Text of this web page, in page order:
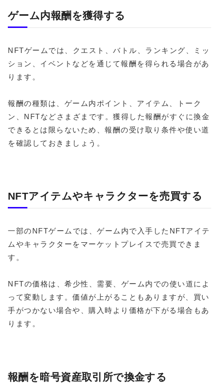
ゲーム内報酬を獲得する
NFTゲームでは、クエスト、バトル、ランキング、ミッ
ション、イベントなどを通じて報酬を得られる場合があ
ります。
報酬の種類は、ゲーム内ポイント、アイテム、トーク
ン、NFTなどさまざまです。獲得した報酬がすぐに換金
できるとは限らないため、報酬の受け取り条件や使い道
を確認しておきましょう。
NFTアイテムやキャラクターを売買する
一部のNFTゲームでは、ゲーム内で入手したNFTアイテ
ムやキャラクターをマーケットプレイスで売買できま
す。
NFTの価格は、希少性、需要、ゲーム内での使い道によ
って変動します。価値が上がることもありますが、買い
手がつかない場合や、購入時より価格が下がる場合もあ
ります。
報酬を暗号資産取引所で換金する